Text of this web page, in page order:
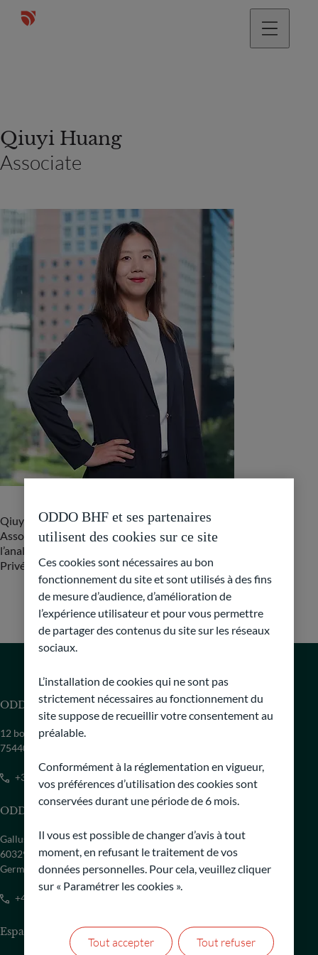
Qiuyi Huang
Associate
Qiuyi a rejoint ODDO BHF Private Debt en 2022 et est
Associée. Basée à Francfort, elle est responsable de
l’analyse et de l’évaluation des investissements en Dette
Privée ainsi que du suivi des sociétés en portefeuille.
ODDO BHF Asset Management SAS
12 boulevard de la Madeleine,
75440 Paris Cedex 09 - France
+33 1 44 51 80 28
ODDO BHF Asset Management GmbH
Gallusanlage 8
60329 Frankfurt am Main
Germany
+49 69 9 20 50 149
Espace presse
ODDO BHF et ses partenaires
utilisent des cookies sur ce site
Ces cookies sont nécessaires au bon
fonctionnement du site et sont utilisés à des fins
de mesure d’audience, d’amélioration de
l’expérience utilisateur et pour vous permettre
de partager des contenus du site sur les réseaux
sociaux.
L’installation de cookies qui ne sont pas
strictement nécessaires au fonctionnement du
site suppose de recueillir votre consentement au
préalable.
Conformément à la réglementation en vigueur,
vos préférences d’utilisation des cookies sont
conservées durant une période de 6 mois.
Il vous est possible de changer d’avis à tout
moment, en refusant le traitement de vos
données personnelles. Pour cela, veuillez cliquer
sur « Paramétrer les cookies ».
Tout refuser
Tout accepter